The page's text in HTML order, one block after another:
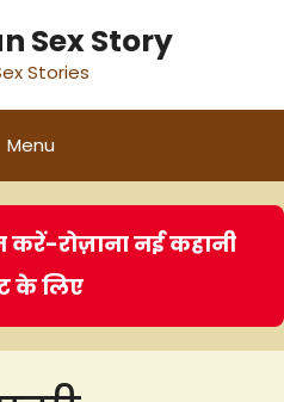
Sex Story
Stories
Menu
रोज़ाना नई कहानी
के लिए